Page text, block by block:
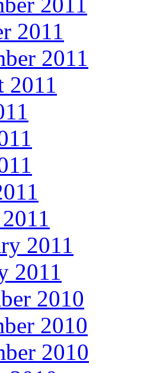
2011
2011
2011
2011
2011
2010
2010
2010